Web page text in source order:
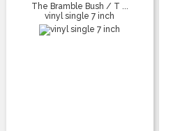
The Bramble Bush / T ...
vinyl single 7 inch